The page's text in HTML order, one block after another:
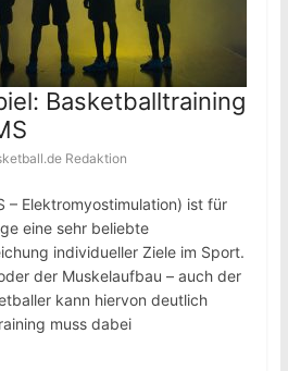
Basketballtraining
Redaktion
– Elektromyostimulation) ist für
eine sehr beliebte
individueller Ziele im Sport.
der Muskelaufbau – auch der
kann hiervon deutlich
muss dabei